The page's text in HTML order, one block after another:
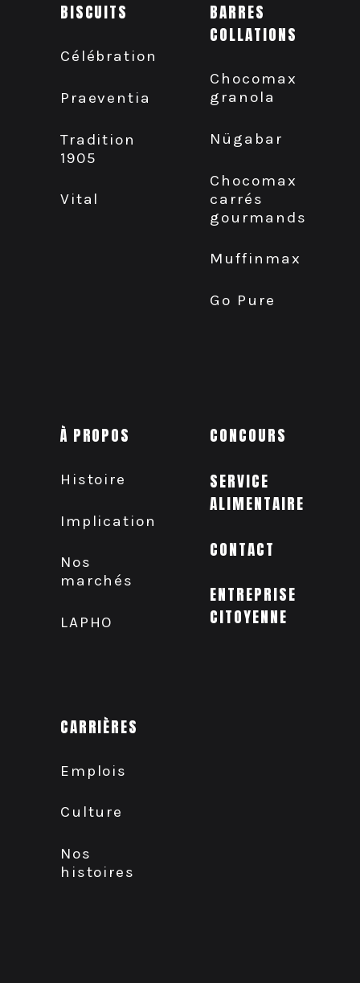
BISCUITS
Célébration
Praeventia
Tradition
1905
Vital
BARRES
COLLATIONS
Chocomax
granola
Nügabar
Chocomax
carrés
gourmands
Muffinmax
Go Pure
À PROPOS
Histoire
Implication
Nos
marchés
LAPHO
CARRIÈRES
Emplois
Culture
Nos
histoires
CONCOURS
SERVICE
ALIMENTAIRE
CONTACT
ENTREPRISE
CITOYENNE